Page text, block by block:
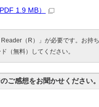
1.9 MB）
（R）」が必要です。お持
（無料）してください。
ご感想をお聞かせください。